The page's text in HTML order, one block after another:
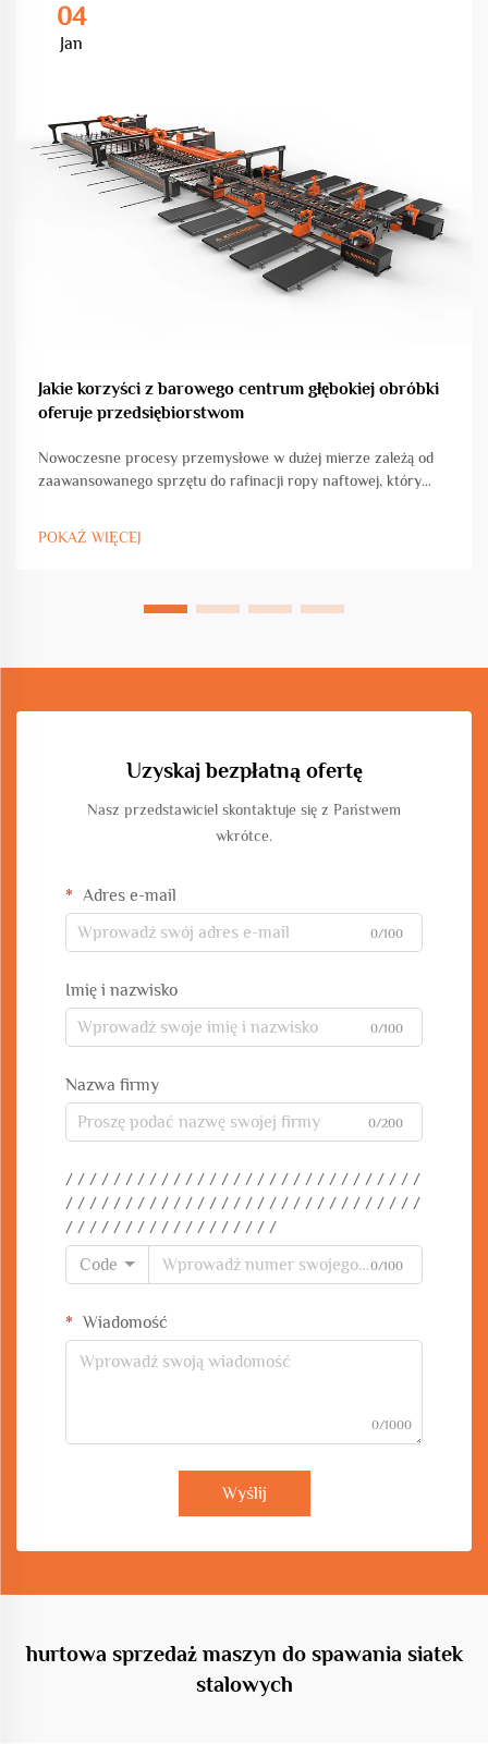
04
Jan
Jakie korzyści z barowego centrum głębokiej obróbki
oferuje przedsiębiorstwom
Nowoczesne procesy przemysłowe w dużej mierze zależą od
zaawansowanego sprzętu do rafinacji ropy naftowej, który
zasilające naszą gospodarkę. Ewolucja technologii rafinacyjnej
zrewolucjonizowała sposób, w jaki zakłady przetwarzają
POKAŻ WIĘCEJ
Uzyskaj bezpłatną ofertę
Nasz przedstawiciel skontaktuje się z Państwem
wkrótce.
Adres e-mail
0/100
Imię i nazwisko
0/100
Nazwa firmy
0/200
/ / / / / / / / / / / / / / / / / / / / / / / / / / / / / /
/ / / / / / / / / / / / / / / / / / / / / / / / / / / / / /
/ / / / / / / / / / / / / / / / / /
Code
0/100
Wiadomość
0/1000
Wyślij
hurtowa sprzedaż maszyn do spawania siatek
stalowych